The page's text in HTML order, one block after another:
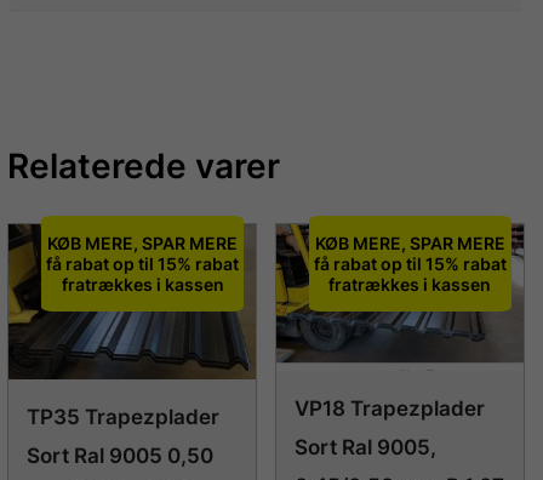
Relaterede varer
KØB MERE, SPAR MERE
få rabat op til 15% rabat
fratrækkes i kassen
TP35 Trapezplader
Sort Ral 9005 0,50
KØB MERE, SPAR MERE
få rabat op til 15% rabat
fratrækkes i kassen
VP18 Trapezplader
Sort Ral 9005,